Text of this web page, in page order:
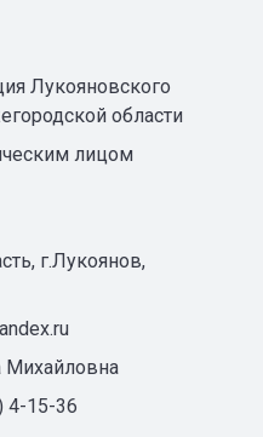
Лукояновского
области
лицом
г.Лукоянов,
Михайловна
4-15-36